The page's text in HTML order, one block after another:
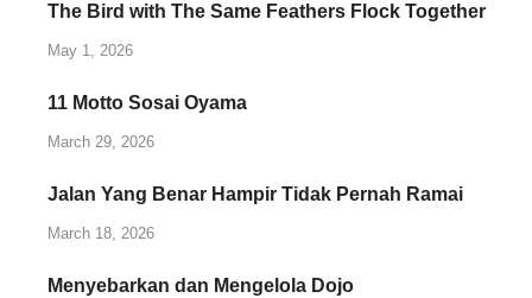
The Bird with The Same Feathers Flock Together
May 1, 2026
11 Motto Sosai Oyama
March 29, 2026
Jalan Yang Benar Hampir Tidak Pernah Ramai
March 18, 2026
Menyebarkan dan Mengelola Dojo